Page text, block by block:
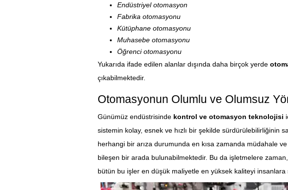
Endüstriyel otomasyon
Fabrika otomasyonu
Kütüphane otomasyonu
Muhasebe otomasyonu
Öğrenci otomasyonu
Yukarıda ifade edilen alanlar dışında daha birçok yerde
çıkabilmektedir.
Otomasyonun Olumlu ve Olumsuz
Günümüz endüstrisinde kontrol ve otomasyon teknolojisi
sistemin kolay, esnek ve hızlı bir şekilde sürdürülebilirliğinin
herhangi bir arıza durumunda en kısa zamanda müdahale
bileşen bir arada bulunabilmektedir. Bu da işletmelere
bütün bu işler en düşük maliyetle en yüksek kaliteyi insanlara